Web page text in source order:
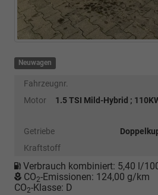
Neuwagen
Fahrzeugnr.
Motor
1.5 TSI Mild-Hybrid ;
Getriebe
Kraftstoff
Verbrauch kombiniert: 5,40 l/
CO2-Emissionen: 124,00 g/km
CO2-Klasse: D